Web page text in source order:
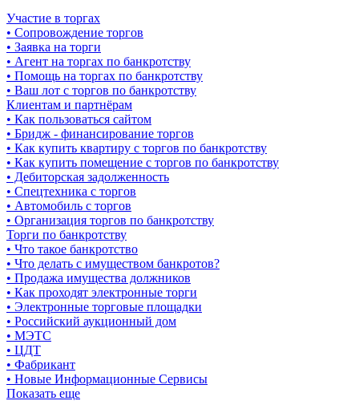
Участие в торгах
• Сопровождение торгов
• Заявка на торги
• Агент на торгах по банкротству
• Помощь на торгах по банкротству
• Ваш лот с торгов по банкротству
Клиентам и партнёрам
• Как пользоваться сайтом
• Бридж - финансирование торгов
• Как купить квартиру с торгов по банкротству
• Как купить помещение с торгов по банкротству
• Дебиторская задолженность
• Спецтехника с торгов
• Автомобиль с торгов
• Организация торгов по банкротству
Торги по банкротству
• Что такое банкротство
• Что делать с имуществом банкротов?
• Продажа имущества должников
• Как проходят электронные торги
• Электронные торговые площадки
• Российский аукционный дом
• МЭТС
• ЦДТ
• Фабрикант
• Новые Информационные Сервисы
Показать еще